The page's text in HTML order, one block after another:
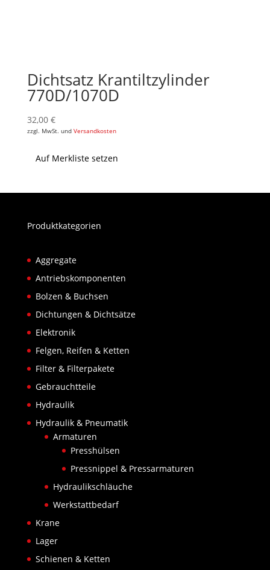
Dichtsatz Krantiltzylinder
770D/1070D
32,00 €
zzgl. MwSt. und Versandkosten
Auf Merkliste setzen
Produktkategorien
Aggregate
Antriebskomponenten
Bolzen & Buchsen
Dichtungen & Dichtsätze
Elektronik
Felgen, Reifen & Ketten
Filter & Filterpakete
Gebrauchtteile
Hydraulik
Hydraulik & Pneumatik
Armaturen
Presshülsen
Pressnippel & Pressarmaturen
Hydraulikschläuche
Werkstattbedarf
Krane
Lager
Schienen & Ketten